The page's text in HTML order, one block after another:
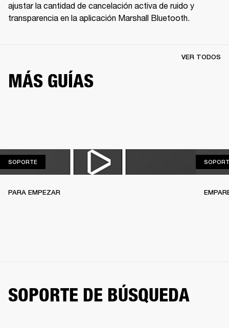
ajustar la cantidad de cancelación activa de ruido y
transparencia en la aplicación Marshall Bluetooth.
MÁS GUÍAS
VER TODOS
SOPORTESOPORTE
PARA EMPEZAR
SOPORTE DE BÚSQUEDA